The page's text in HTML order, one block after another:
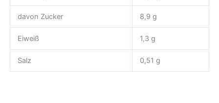
davon Zucker 8,9 g
Eiweiß 1,3 g
Salz 0,51 g